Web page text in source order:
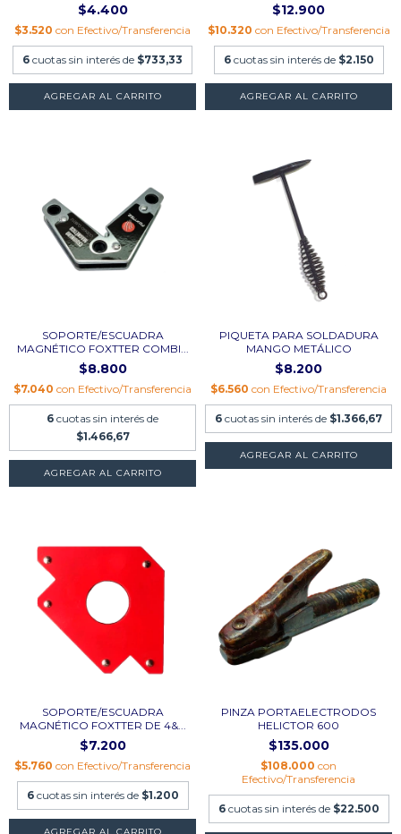
$4.400
$3.520 con Efectivo/Transferencia
6 cuotas sin interés de $733,33
AGREGAR AL CARRITO
$12.900
$10.320 con Efectivo/Transferencia
6 cuotas sin interés de $2.150
SOPORTE/ESCUADRA
MAGNÉTICO FOXTTER COMBI...
$8.800
$7.040 con Efectivo/Transferencia
6 cuotas sin interés de
$1.466,67
PIQUETA PARA SOLDADURA
MANGO METÁLICO
$8.200
$6.560 con Efectivo/Transferencia
6 cuotas sin interés de $1.366,67
SOPORTE/ESCUADRA
MAGNÉTICO FOXTTER DE 4&...
$7.200
$5.760 con Efectivo/Transferencia
6 cuotas sin interés de $1.200
PINZA PORTAELECTRODOS
HELICTOR 600
$135.000
$108.000 con
Efectivo/Transferencia
6 cuotas sin interés de $22.500